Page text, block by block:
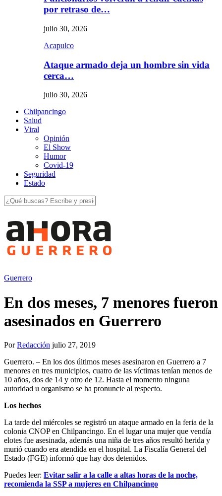
por retraso de…
julio 30, 2026
Acapulco
Ataque armado deja un hombre sin vida
cerca…
julio 30, 2026
Chilpancingo
Salud
Viral
Opinión
El Show
Humor
Covid-19
Seguridad
Estado
Guerrero
En dos meses, 7 menores fueron
asesinados en Guerrero
PorRedacción julio 27, 2019
Guerrero. – En los dos últimos meses asesinaron en Guerrero a 7
menores en tres municipios, cuatro de las víctimas tenían menos de
10 años, dos de 14 y otro de 12. Hasta el momento ninguna
autoridad u organismo se ha pronuncie al respecto.
Los hechos
La tarde del miércoles se registró un ataque armado en la feria de la
colonia CNOP en Chilpancingo. En el lugar una mujer que vendía
elotes fue asesinada, además una niña de tres años resultó herida y
murió cuando era atendida en el hospital. La Fiscalía General del
Estado (FGE) informó que hay dos detenidos.
Puedes leer: Evitar salir a la calle a altas horas de la noche,
recomienda la SSP a mujeres en Chilpancingo